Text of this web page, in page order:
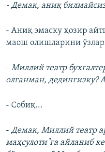
- Демак, аниқ
- Аниқ эмаску ҳозир
маош олишларини
- Миллий театр
олганман,
- Собиқ...
- Демак, Миллий театр
маҳсулоти"га айланиб